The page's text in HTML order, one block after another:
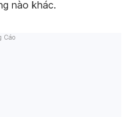
nào khác.
Cáo